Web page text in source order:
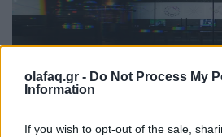
olafaq.gr - Do Not Process My
Information
If you wish to opt-out of the sale,